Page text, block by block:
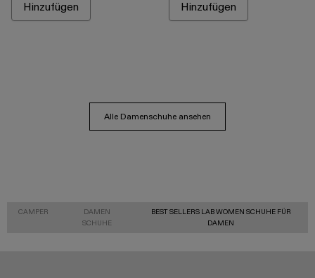
Hinzufügen Hinzufügen
Alle Damenschuhe ansehen
CAMPER
DAMEN
SCHUHE
BEST SELLERS LAB WOMEN SCHUHE FÜR
DAMEN